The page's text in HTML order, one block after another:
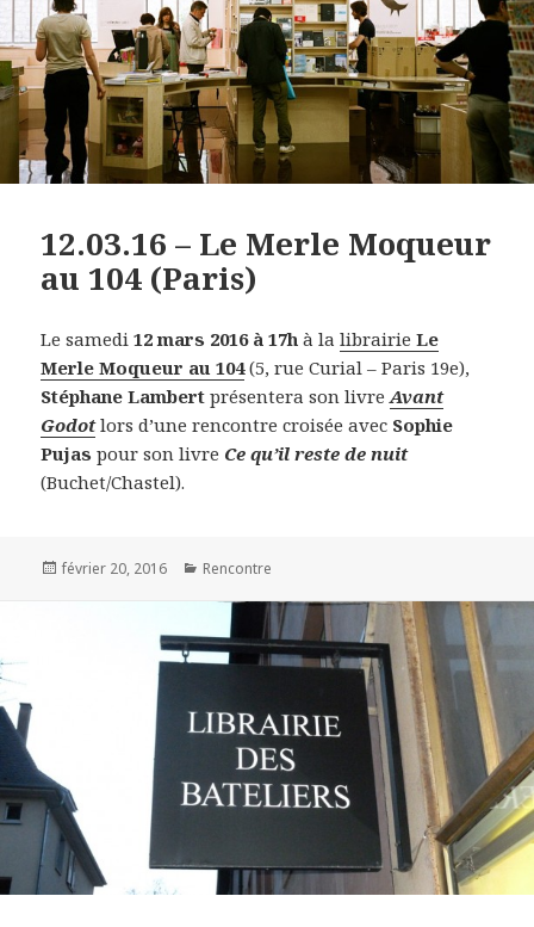
12.03.16 – Le Merle Moqueur
au 104 (Paris)
Le samedi12 mars 2016 à 17h à lalibrairieLe
Merle Moqueur au 104(5, rue Curial – Paris 19e),
Stéphane Lambert présentera son livreAvant
Godotlors d’une rencontre croisée avec Sophie
Pujas pour son livre Ce qu’il reste de nuit
(Buchet/Chastel).
Publié
février 20, 2016 Catégories
Rencontre